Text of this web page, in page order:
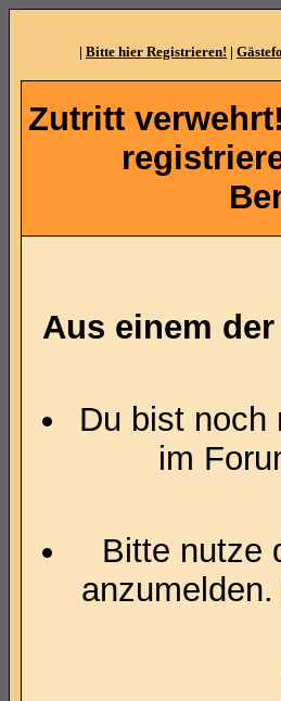
| Bitte hier Registrieren! |
Zutritt
Aus einem
Du bist noch
im
Bitte nutze
anzumelden.